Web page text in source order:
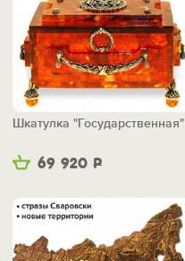
69 920 Р
Шкатулка "Государственная"